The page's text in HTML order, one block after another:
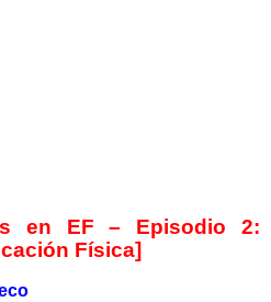
en EF – Episodio 2:
Física]